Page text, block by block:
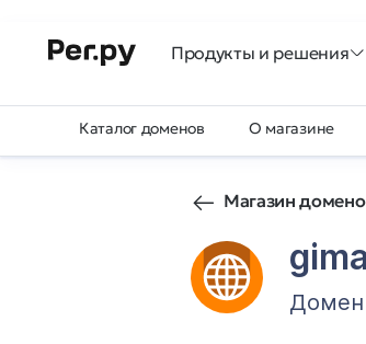
Продукты и решения
Каталог доменов О магазине
Магазин
Домен